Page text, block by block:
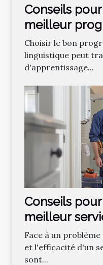
Conseils
meilleur
linguistique
Choisir le bon
linguistique peut
d'apprentissage...
Conseils
meilleur
plomberie
Face à un
et l'efficacité d'un
sont...